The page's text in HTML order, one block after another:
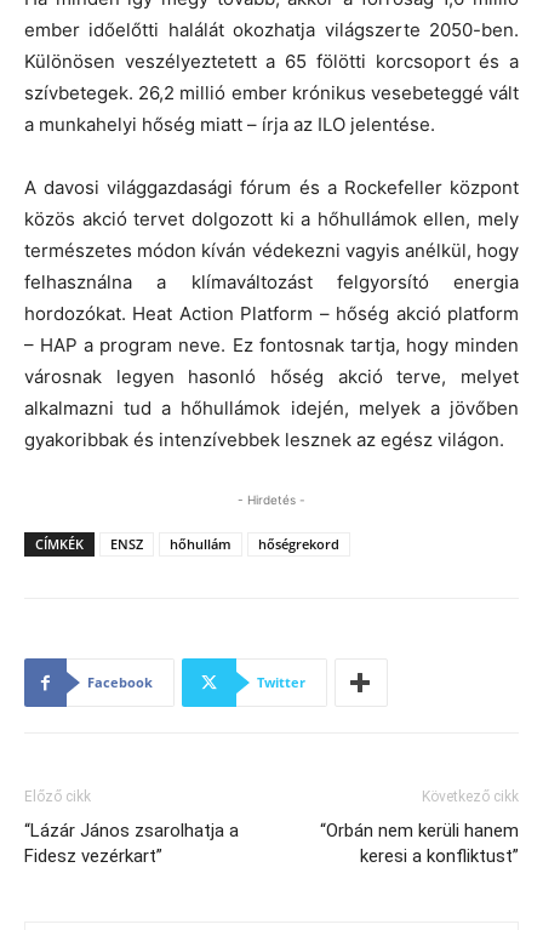
ember időelőtti halálát okozhatja világszerte 2050-ben.
Különösen veszélyeztetett a 65 fölötti korcsoport és a
szívbetegek. 26,2 millió ember krónikus vesebeteggé vált
a munkahelyi hőség miatt – írja az ILO jelentése.
A davosi világgazdasági fórum és a Rockefeller központ
közös akció tervet dolgozott ki a hőhullámok ellen, mely
természetes módon kíván védekezni vagyis anélkül, hogy
felhasználna a klímaváltozást felgyorsító energia
hordozókat. Heat Action Platform – hőség akció platform
– HAP a program neve. Ez fontosnak tartja, hogy minden
városnak legyen hasonló hőség akció terve, melyet
alkalmazni tud a hőhullámok idején, melyek a jövőben
gyakoribbak és intenzívebbek lesznek az egész világon.
- Hirdetés -
CÍMKÉK ENSZ hőhullám hőségrekord
Facebook Twitter
Előző cikk
“Lázár János zsarolhatja a
Fidesz vezérkart”
Következő cikk
“Orbán nem kerüli hanem
keresi a konfliktust”